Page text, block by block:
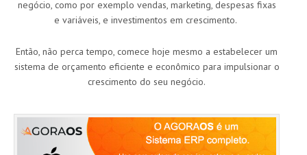
negócio, como por exemplo vendas, marketing, despesas fixas
e variáveis, e investimentos em crescimento.
Então, não perca tempo, comece hoje mesmo a estabelecer um
sistema de orçamento eficiente e econômico para impulsionar o
crescimento do seu negócio.